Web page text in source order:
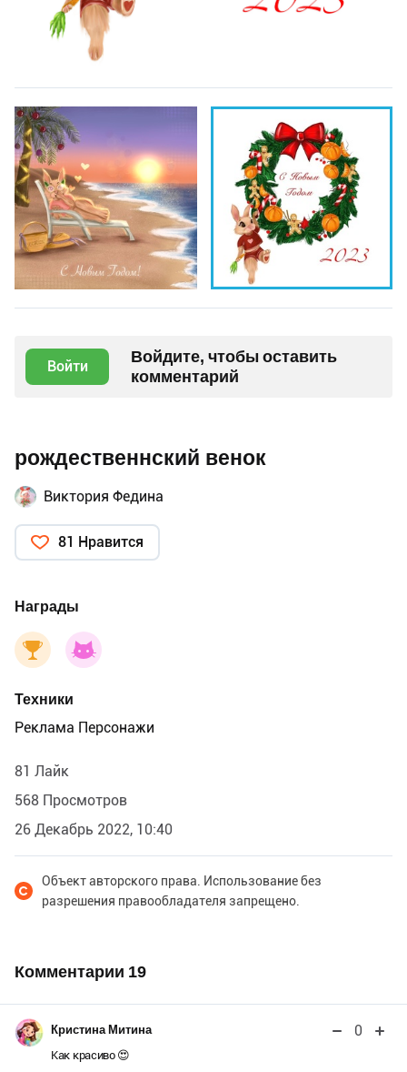
Войти
Войдите, чтобы оставить
комментарий
рождественнский венок
Виктория Федина
81 Нравится
Награды
Техники
Реклама Персонажи
81 Лайк
568 Просмотров
26 Декабрь 2022, 10:40
Объект авторского права. Использование без
разрешения правообладателя запрещено.
Комментарии 19
Кристина Митина 0
Как красиво 😍